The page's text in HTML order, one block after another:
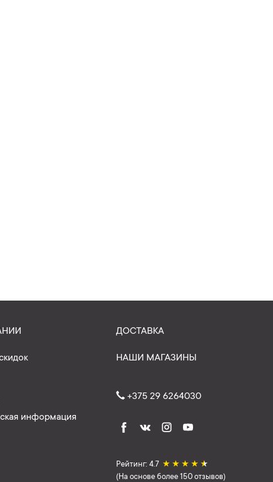
информация
ДОСТАВКА
НАШИ МАГАЗИНЫ
+375 29 6264030
Рейтинг: 4.7 ★ ★ ★ ★ ★
(На основе более 150 отзывов)